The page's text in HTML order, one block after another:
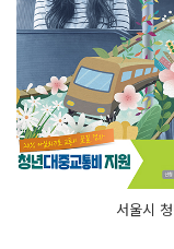
서울시